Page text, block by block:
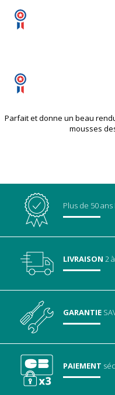
Parfait et donne un beau
mousses
Plus de 50 ans
LIVRAISON 2
GARANTIE
PAIEMENT